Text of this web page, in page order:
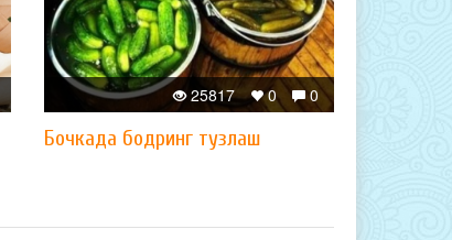
0
0
25817
Бочкада бодринг тузлаш